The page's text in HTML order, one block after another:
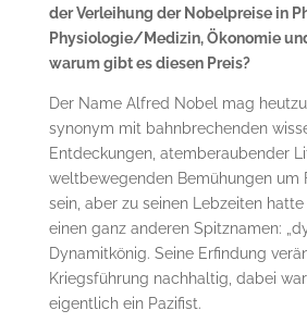
der Verleihung der Nobelpreise in
Physiologie/Medizin, Ökonomie
warum gibt es diesen Preis?
Der Name Alfred Nobel mag
synonym mit bahnbrechenden
Entdeckungen, atemberaubender
weltbewegenden Bemühungen um
sein, aber zu seinen Lebzeiten
einen ganz anderen Spitznamen:
Dynamitkönig. Seine Erfindung
Kriegsführung nachhaltig, dabei
eigentlich ein Pazifist.